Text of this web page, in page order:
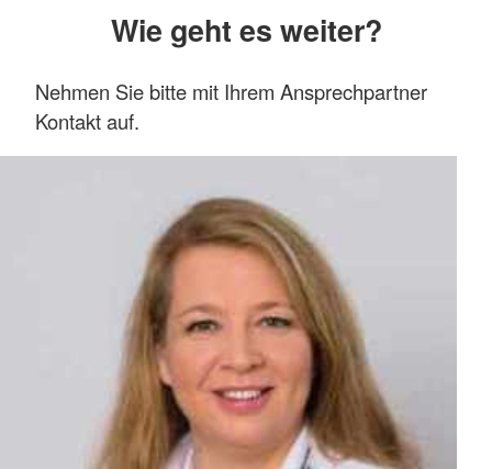
Wie geht es weiter?
Nehmen Sie bitte mit Ihrem Ansprechpartner
Kontakt auf.